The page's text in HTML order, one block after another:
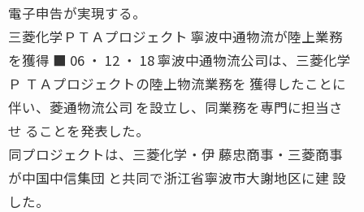
電子申告が実現する。
三菱化学ＰＴＡプロジェクト 寧波中通物流が陸上業務
を獲得 ■ 06 ・ 12 ・ 18 寧波中通物流公司は、三菱化学
Ｐ ＴＡプロジェクトの陸上物流業務を 獲得したことに
伴い、菱通物流公司 を設立し、同業務を専門に担当さ
せ ることを発表した。
同プロジェクトは、三菱化学・伊 藤忠商事・三菱商事
が中国中信集団 と共同で浙江省寧波市大謝地区に建 設
した。